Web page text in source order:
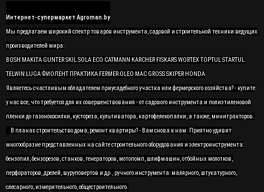
Интернет-супермаркет Agroman.by
Мы предлагаем широкий спектр товаров инструмента, садовой и строительной техники ведущих
производителей мира:
BOSH MAKITA GUNTER SKIL SOLA ECO CATMANN KARCHER FISKARS WORTEX TOPTUL STARTUL
TELWIN LUGA ФИОЛЕНТ ПРАКТИКА FERMER OLEO MAC GROSS SKIPER HONDA
Являетесь счастливым обладателем приусадебного участка или фермерского хозяйства? - купите
у нас все, что требуется для их совершенствования - от садового инструмента и полиэтиленовой
пленки до газонокосилки, кустореза, культиватора, картофелекопалки, а также, минитракторов.
В планах строительство дома, ремонт квартиры? - Вам снова к нам. Приятно удивит
многообразие представленных на сайте строительного оборудования и электроинструмента:
бензопил, бензорезов, станков, генераторов, мотопомп, шлифмашин, отбойных молотков,
перфораторов, дрелей, шуруповертов и др., ручного инструмента: малярного, штукатурного,
слесарного, измерительного, общестроительного.